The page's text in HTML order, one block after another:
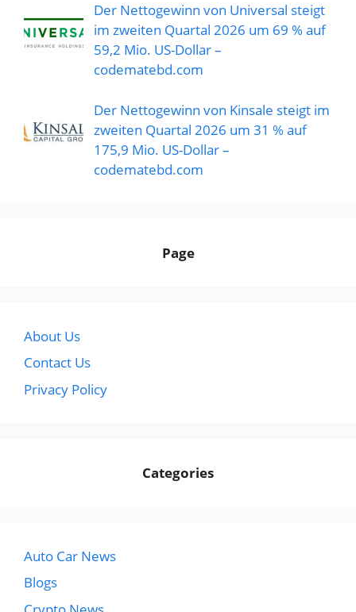
Der Nettogewinn von Universal steigt
im zweiten Quartal 2026 um 69 % auf
59,2 Mio. US-Dollar –
codematebd.com
Der Nettogewinn von Kinsale steigt im
zweiten Quartal 2026 um 31 % auf
175,9 Mio. US-Dollar –
codematebd.com
Page
About Us
Contact Us
Privacy Policy
Categories
Auto Car News
Blogs